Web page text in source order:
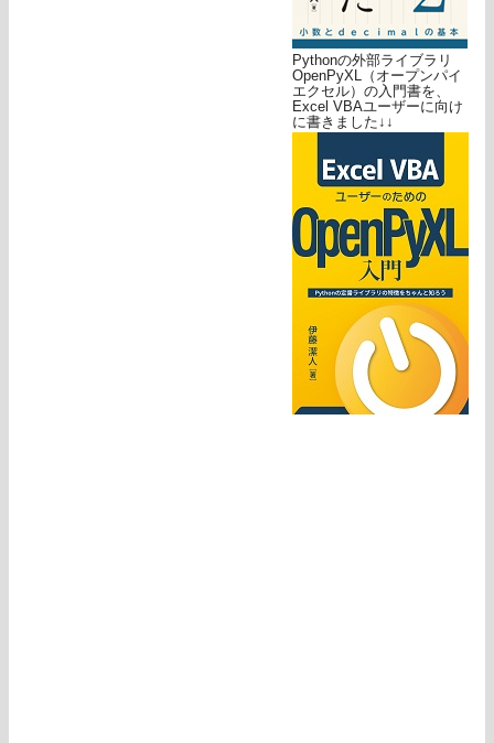
Pythonの外部ライブラリ
OpenPyXL（オープンパイ
エクセル）の入門書を、
Excel VBAユーザーに向け
に書きました↓↓